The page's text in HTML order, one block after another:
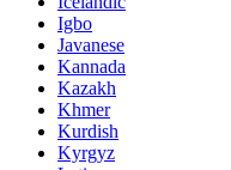
Igbo
Javanese
Kannada
Kazakh
Khmer
Kurdish
Kyrgyz